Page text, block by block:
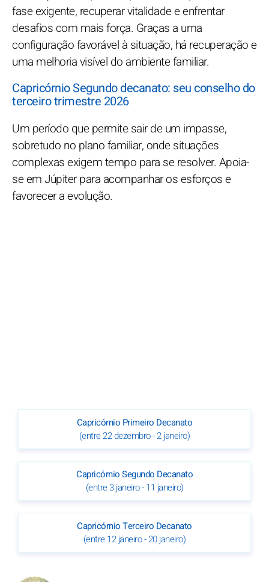
fase exigente, recuperar vitalidade e enfrentar
desafios com mais força. Graças a uma
configuração favorável à situação, há recuperação e
uma melhoria visível do ambiente familiar.
Capricórnio Segundo decanato: seu conselho do
terceiro trimestre 2026
Um período que permite sair de um impasse,
sobretudo no plano familiar, onde situações
complexas exigem tempo para se resolver. Apoia-
se em Júpiter para acompanhar os esforços e
favorecer a evolução.
Capricórnio Primeiro Decanato
(entre 22 dezembro - 2 janeiro)
Capricórnio Segundo Decanato
(entre 3 janeiro - 11 janeiro)
Capricórnio Terceiro Decanato
(entre 12 janeiro - 20 janeiro)